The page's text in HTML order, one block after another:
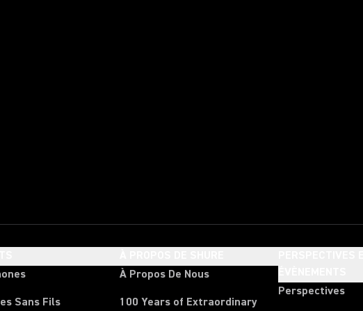
Sans Fils
À Propos De Nous
100 Years of Extraordinary
Perspectives